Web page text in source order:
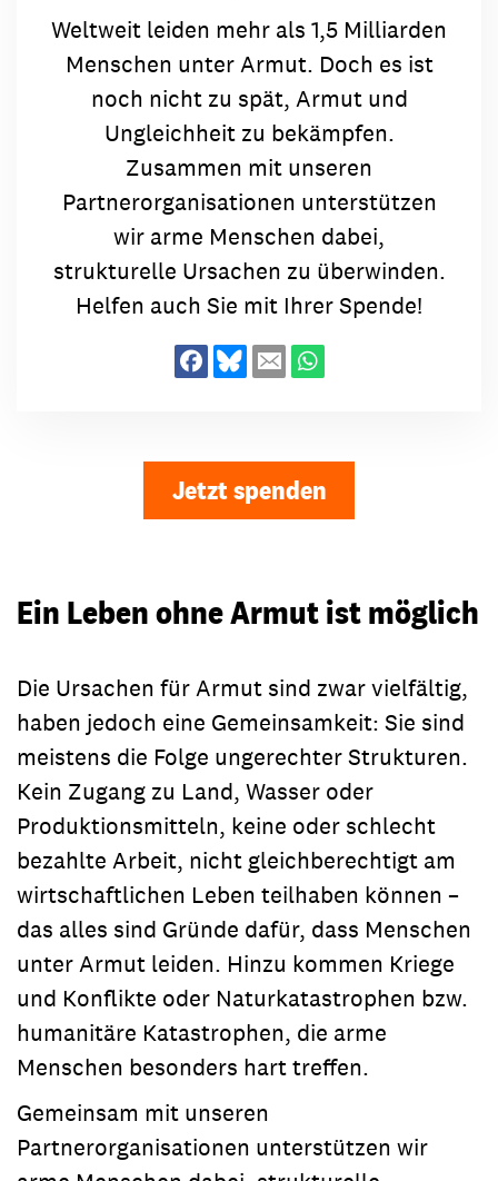
Weltweit leiden mehr als 1,5 Milliarden
Menschen unter Armut. Doch es ist
noch nicht zu spät, Armut und
Ungleichheit zu bekämpfen.
Zusammen mit unseren
Partnerorganisationen unterstützen
wir arme Menschen dabei,
strukturelle Ursachen zu überwinden.
Helfen auch Sie mit Ihrer Spende!
Jetzt spenden
Ein Leben ohne Armut ist möglich
Die Ursachen für Armut sind zwar vielfältig,
haben jedoch eine Gemeinsamkeit: Sie sind
meistens die Folge ungerechter Strukturen.
Kein Zugang zu Land, Wasser oder
Produktionsmitteln, keine oder schlecht
bezahlte Arbeit, nicht gleichberechtigt am
wirtschaftlichen Leben teilhaben können –
das alles sind Gründe dafür, dass Menschen
unter Armut leiden. Hinzu kommen Kriege
und Konflikte oder Naturkatastrophen bzw.
humanitäre Katastrophen, die arme
Menschen besonders hart treffen.
Gemeinsam mit unseren
Partnerorganisationen unterstützen wir